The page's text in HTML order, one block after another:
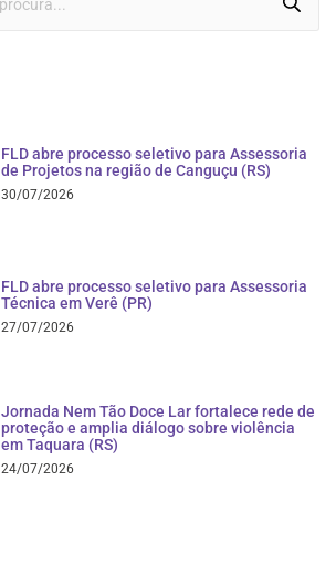
FLD abre processo seletivo para Assessoria
de Projetos na região de Canguçu (RS)
30/07/2026
FLD abre processo seletivo para Assessoria
Técnica em Verê (PR)
27/07/2026
Jornada Nem Tão Doce Lar fortalece rede de
proteção e amplia diálogo sobre violência
em Taquara (RS)
24/07/2026